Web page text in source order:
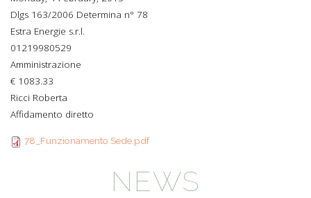
Dlgs 163/2006 Determina n° 78
Estra Energie s.r.l.
01219980529
Amministrazione
€ 1083.33
Ricci Roberta
Affidamento diretto
78_Funzionamento Sede.pdf
NEWS